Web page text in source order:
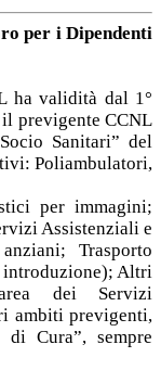
per i Dipendenti
ha validità dal 1°
previgente CCNL
Sanitari” del
Poliambulatori,
per immagini;
Assistenziali e
Trasporto
Altri
dei Servizi
ambiti previgenti,
Cura”, sempre